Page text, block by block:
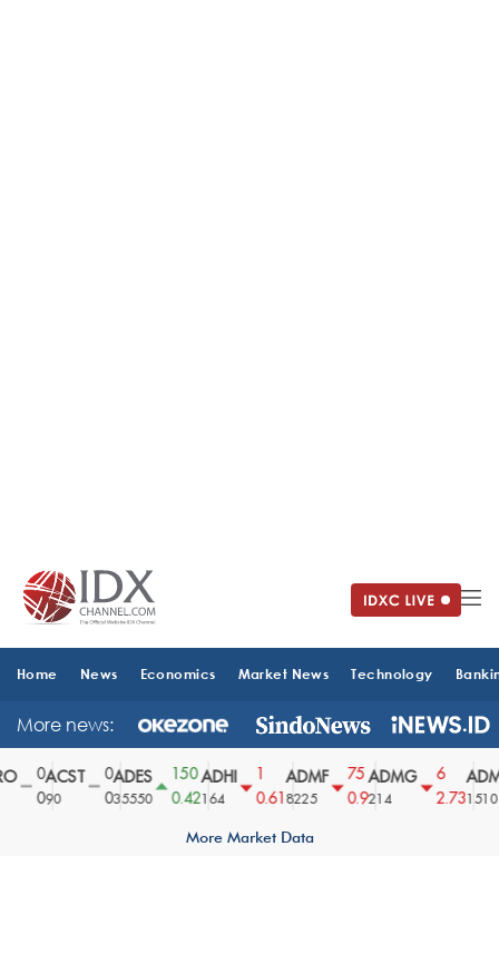
Home News Economics Market News Technology
More news:
ACST
90
ADES
35550
150
0.42
ADHI
164
0.61
ADMF
8225
75
0.9
ADMG
214
2.731510
More Market Data